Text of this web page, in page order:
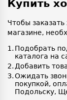
Купить
Чтобы
магазине,
Подобрать
каталога на
Добавить
Ожидать
покупкой,
Подольску,